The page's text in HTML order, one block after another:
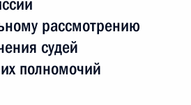
рассмотрению
судей
полномочий